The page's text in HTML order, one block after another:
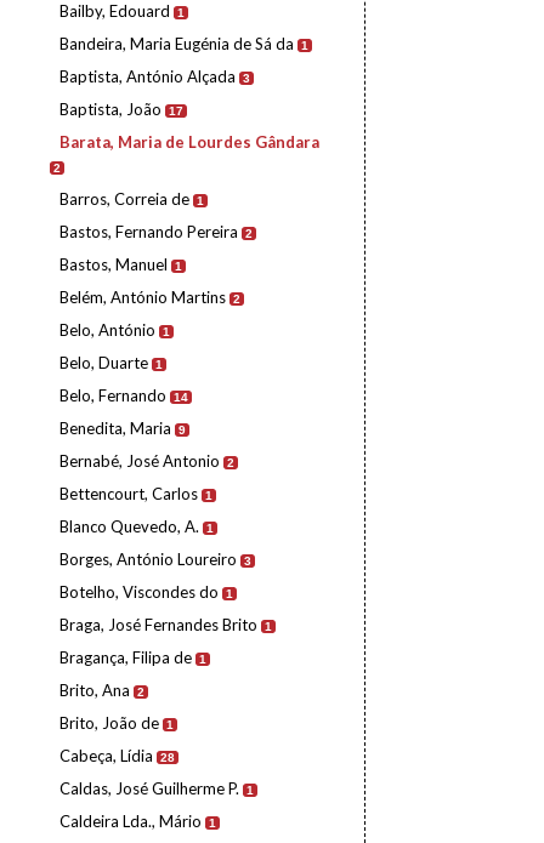
Bailby, Edouard 1
Bandeira, Maria Eugénia de Sá da 1
Baptista, António Alçada 3
Baptista, João 17
Barata, Maria de Lourdes Gândara
2
Barros, Correia de 1
Bastos, Fernando Pereira 2
Bastos, Manuel 1
Belém, António Martins 2
Belo, António 1
Belo, Duarte 1
Belo, Fernando 14
Benedita, Maria 9
Bernabé, José Antonio 2
Bettencourt, Carlos 1
Blanco Quevedo, A. 1
Borges, António Loureiro 3
Botelho, Viscondes do 1
Braga, José Fernandes Brito 1
Bragança, Filipa de 1
Brito, Ana 2
Brito, João de 1
Cabeça, Lídia 28
Caldas, José Guilherme P. 1
Caldeira Lda., Mário 1